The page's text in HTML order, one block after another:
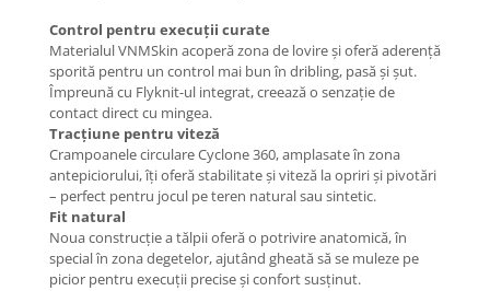
Control pentru execuții curate
Materialul VNMSkin acoperă zona de lovire și oferă aderență
sporită pentru un control mai bun în dribling, pasă și șut.
Împreună cu Flyknit-ul integrat, creează o senzație de
contact direct cu mingea.
Tracțiune pentru viteză
Crampoanele circulare Cyclone 360, amplasate în zona
antepiciorului, îți oferă stabilitate și viteză la opriri și pivotări
– perfect pentru jocul pe teren natural sau sintetic.
Fit natural
Noua construcție a tălpii oferă o potrivire anatomică, în
special în zona degetelor, ajutând gheată să se muleze pe
picior pentru execuții precise și confort susținut.